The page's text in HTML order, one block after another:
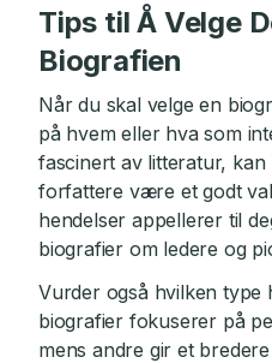
Tips til Å Velge
Biografien
Når du skal velge en
på hvem eller hva som
fascinert av litteratur,
forfattere være et godt
hendelser appellerer til
biografier om ledere og
Vurder også hvilken type
biografier fokuserer på
mens andre gir et